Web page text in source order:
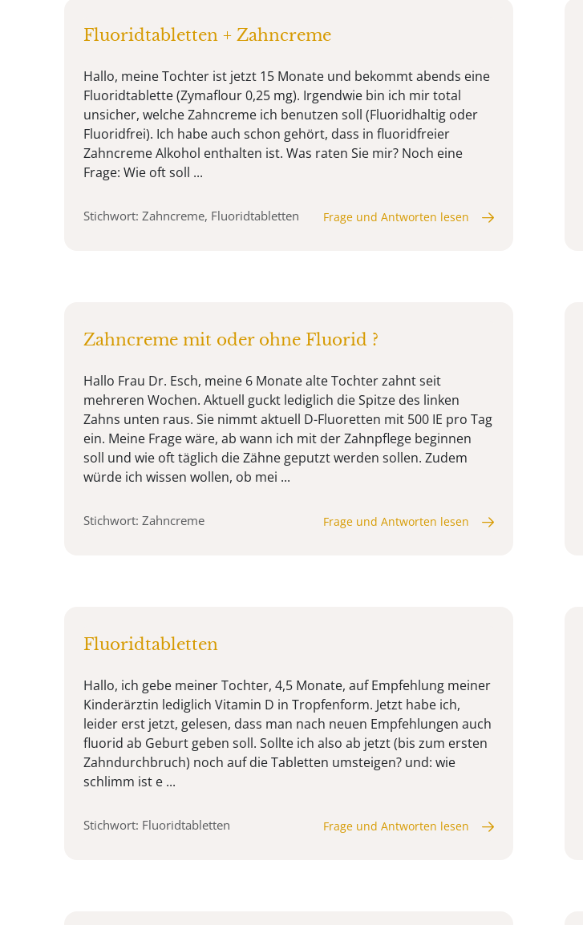
Fluoridtabletten + Zahncreme
Hallo, meine Tochter ist jetzt 15 Monate und bekommt abends eine
Fluoridtablette (Zymaflour 0,25 mg). Irgendwie bin ich mir total
unsicher, welche Zahncreme ich benutzen soll (Fluoridhaltig oder
Fluoridfrei). Ich habe auch schon gehört, dass in fluoridfreier
Zahncreme Alkohol enthalten ist. Was raten Sie mir? Noch eine
Frage: Wie oft soll ...
Stichwort: Zahncreme, Fluoridtabletten Frage und Antworten lesen
Zahncreme mit oder ohne Fluorid ?
Hallo Frau Dr. Esch, meine 6 Monate alte Tochter zahnt seit
mehreren Wochen. Aktuell guckt lediglich die Spitze des linken
Zahns unten raus. Sie nimmt aktuell D-Fluoretten mit 500 IE pro Tag
ein. Meine Frage wäre, ab wann ich mit der Zahnpflege beginnen
soll und wie oft täglich die Zähne geputzt werden sollen. Zudem
würde ich wissen wollen, ob mei ...
Stichwort: Zahncreme Frage und Antworten lesen
Fluoridtabletten
Hallo, ich gebe meiner Tochter, 4,5 Monate, auf Empfehlung meiner
Kinderärztin lediglich Vitamin D in Tropfenform. Jetzt habe ich,
leider erst jetzt, gelesen, dass man nach neuen Empfehlungen auch
fluorid ab Geburt geben soll. Sollte ich also ab jetzt (bis zum ersten
Zahndurchbruch) noch auf die Tabletten umsteigen? und: wie
schlimm ist e ...
Stichwort: Fluoridtabletten Frage und Antworten lesen